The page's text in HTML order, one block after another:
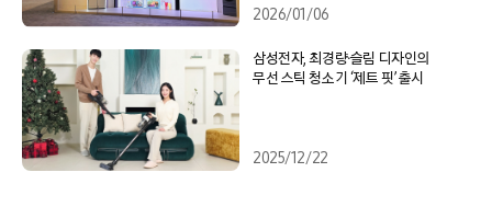
2026/01/06
삼성전자, 최경량∙슬림 디자인의
무선 스틱 청소기 ‘제트 핏’ 출시
2025/12/22